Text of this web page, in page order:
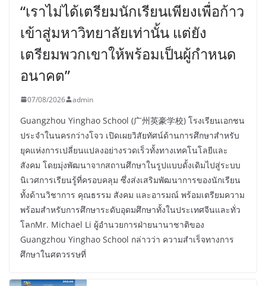
“เราไม่ได้เตรียมนักเรียนเพียงเพื่อก้าว
เข้าสู่มหาวิทยาลัยเท่านั้น แต่ยัง
เตรียมพวกเขาให้พร้อมเป็นผู้กำหนด
อนาคต”
07/08/2026 admin
Guangzhou Yinghao School (广州英豪学校) โรงเรียนเอกชน
ประจำในนครกว่างโจว เปิดเผยวิสัยทัศน์ด้านการศึกษาสำหรับ
ยุคแห่งการเปลี่ยนแปลงอย่างรวดเร็วทั้งทางเทคโนโลยีและ
สังคม โดยมุ่งพัฒนาจากสถานศึกษาในรูปแบบดั้งเดิมไปสู่ระบบ
นิเวศการเรียนรู้ที่ครอบคลุม ซึ่งส่งเสริมพัฒนาการของนักเรียน
ทั้งด้านวิชาการ คุณธรรม สังคม และอารมณ์ พร้อมเตรียมความ
พร้อมสำหรับการศึกษาระดับอุดมศึกษาทั้งในประเทศจีนและทั่ว
โลกMr. Michael Li ผู้อำนวยการฝ่ายนานาชาติของ
Guangzhou Yinghao School กล่าวว่า ความสำเร็จทางการ
ศึกษาในศตวรรษที่